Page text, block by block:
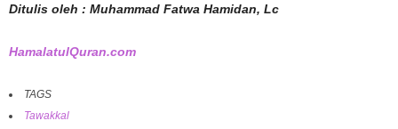
Ditulis oleh : Muhammad Fatwa Hamidan, Lc
HamalatulQuran.com
TAGS
Tawakkal